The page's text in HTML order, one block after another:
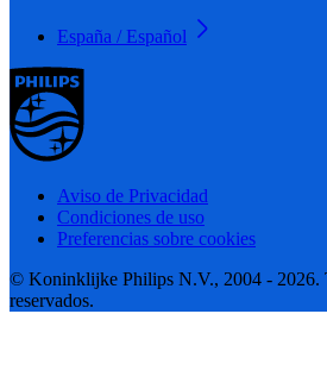
España / Español
Aviso de Privacidad
Condiciones de uso
Preferencias sobre cookies
© Koninklijke Philips N.V., 2004 - 2026.
reservados.